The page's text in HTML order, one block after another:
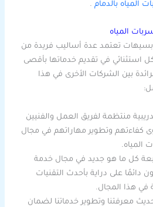
بالدمام .
المياه
تعتمد عدة أساليب فريدة من
استثنائي في تقديم خدماتها بأقصى
بين الشركات الأخرى في هذا
منتظمة لفريق العمل والفنيين
وتطوير مهاراتهم في مجال
المياه.
كل ما هو جديد في مجال خدمة
دائمًا على دراية بأحدث التقنيات
في هذا المجال.
معرفتنا وتطوير خدماتنا لضمان